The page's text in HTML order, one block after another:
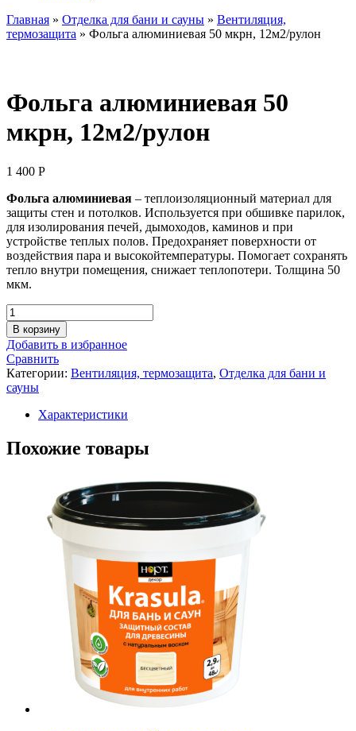
Главная » Отделка для бани и сауны » Вентиляция,
термозащита » Фольга алюминиевая 50 мкрн, 12м2/рулон
Фольга алюминиевая 50
мкрн, 12м2/рулон
1 400 Р
Фольга алюминиевая – теплоизоляционный материал для
защиты стен и потолков. Используется при обшивке парилок,
для изолирования печей, дымоходов, каминов и при
устройстве теплых полов. Предохраняет поверхности от
воздействия пара и высокойтемпературы. Помогает сохранять
тепло внутри помещения, снижает теплопотери. Толщина 50
мкм.
Количество
товара
Фольга
алюминиевая
50
мкрн,
12м2/
рулон
В корзину
Добавить в избранное
Сравнить
Категории: Вентиляция, термозащита, Отделка для бани и
сауны
Характеристики
Похожие товары